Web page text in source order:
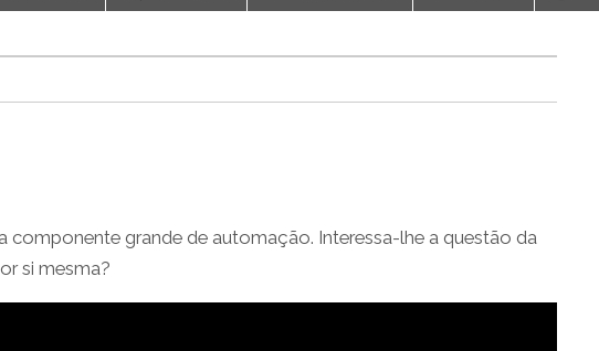
componente grande de automação. Interessa-lhe a questão da
si mesma?